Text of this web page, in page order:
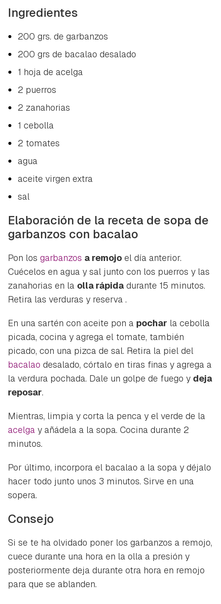
Guardar como favorito
Para poder guardar como favorito, primero has de
iniciar sesión con tu cuenta de Hogarmanía.
INICIAR SESIÓN CANCELAR
Ingredientes
200 grs. de garbanzos
200 grs de bacalao desalado
1 hoja de acelga
2 puerros
2 zanahorias
1 cebolla
2 tomates
agua
aceite virgen extra
sal
Elaboración de la receta de sopa de
garbanzos con bacalao
Pon los garbanzos a remojo el día anterior.
Cuécelos en agua y sal junto con los puerros y las
zanahorias en la olla rápida durante 15 minutos.
Retira las verduras y reserva .
En una sartén con aceite pon a pochar la cebolla
picada, cocina y agrega el tomate, también
picado, con una pizca de sal. Retira la piel del
bacalao desalado, córtalo en tiras finas y agrega a
la verdura pochada. Dale un golpe de fuego y deja
reposar.
Mientras, limpia y corta la penca y el verde de la
acelga y añádela a la sopa. Cocina durante 2
minutos.
Por último, incorpora el bacalao a la sopa y déjalo
hacer todo junto unos 3 minutos. Sirve en una
sopera.
Consejo
Si se te ha olvidado poner los garbanzos a remojo,
cuece durante una hora en la olla a presión y
posteriormente deja durante otra hora en remojo
para que se ablanden.
Gracias por suscribirte a nuestro boletín.
ACEPTAR